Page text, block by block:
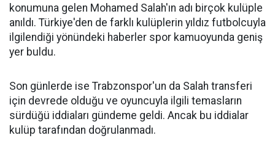
konumuna gelen Mohamed Salah'ın adı birçok kulüple
anıldı. Türkiye'den de farklı kulüplerin yıldız futbolcuyla
ilgilendiği yönündeki haberler spor kamuoyunda geniş
yer buldu.
Son günlerde ise Trabzonspor'un da Salah transferi
için devrede olduğu ve oyuncuyla ilgili temasların
sürdüğü iddiaları gündeme geldi. Ancak bu iddialar
kulüp tarafından doğrulanmadı.